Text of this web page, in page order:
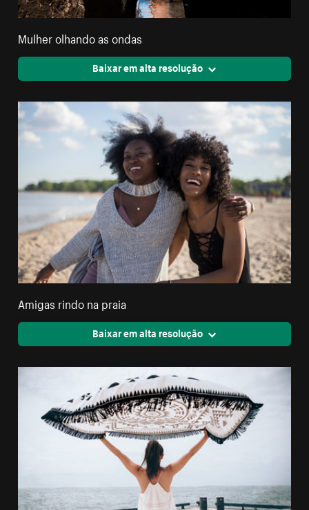
Mulher olhando as ondas
Baixar em alta resolução
Amigas rindo na praia
Baixar em alta resolução